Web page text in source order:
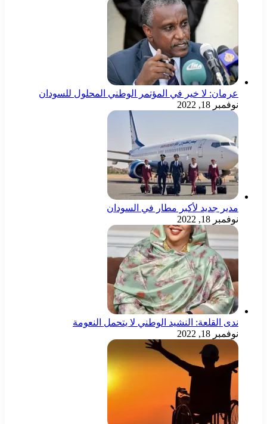
عرمان: لا خير في المؤتمر الوطني المحلول للسودان
نوفمبر 18, 2022
مدير جديد لأكبر مطار في السودان
نوفمبر 18, 2022
ندى القلعة: النشيد الوطني لا يتحمل النعومة
نوفمبر 18, 2022